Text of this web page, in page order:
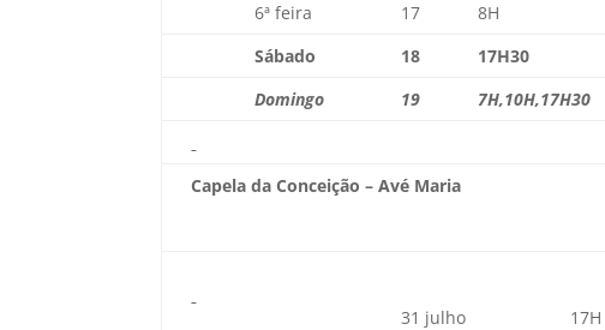
6ª feira
17
8H
Sábado
18
17H30
Domingo
19 7H,10H,17H30
Capela da Conceição – Avé Maria
31 julho 17H